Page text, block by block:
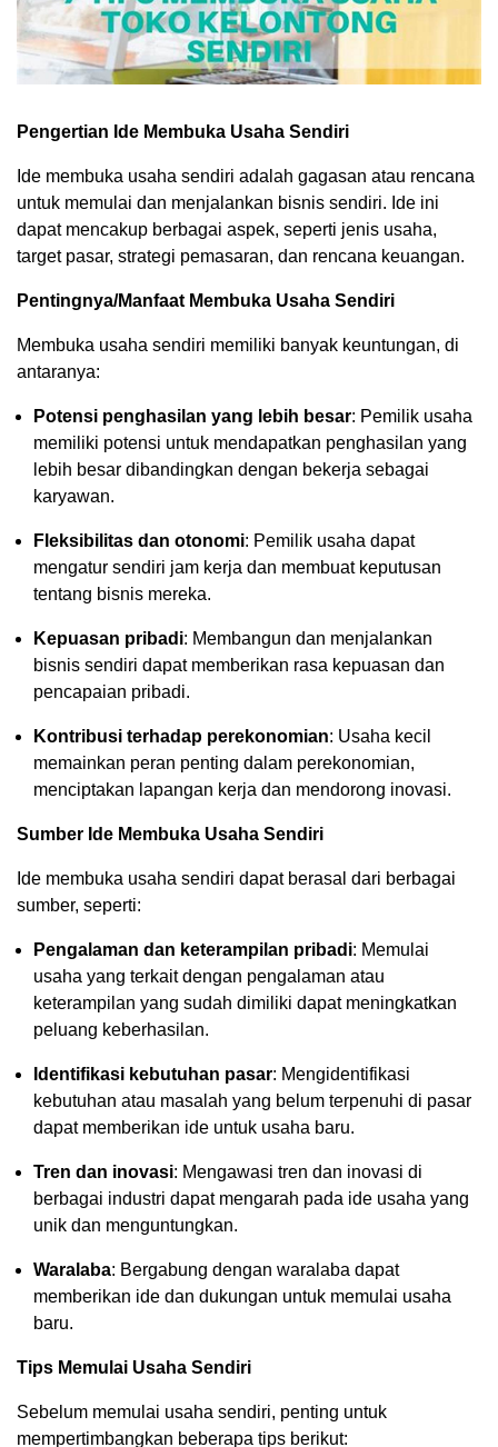
Pengertian Ide Membuka Usaha Sendiri
Ide membuka usaha sendiri adalah gagasan atau rencana
untuk memulai dan menjalankan bisnis sendiri. Ide ini
dapat mencakup berbagai aspek, seperti jenis usaha,
target pasar, strategi pemasaran, dan rencana keuangan.
Pentingnya/Manfaat Membuka Usaha Sendiri
Membuka usaha sendiri memiliki banyak keuntungan, di
antaranya:
Potensi penghasilan yang lebih besar: Pemilik usaha
memiliki potensi untuk mendapatkan penghasilan yang
lebih besar dibandingkan dengan bekerja sebagai
karyawan.
Fleksibilitas dan otonomi: Pemilik usaha dapat
mengatur sendiri jam kerja dan membuat keputusan
tentang bisnis mereka.
Kepuasan pribadi: Membangun dan menjalankan
bisnis sendiri dapat memberikan rasa kepuasan dan
pencapaian pribadi.
Kontribusi terhadap perekonomian: Usaha kecil
memainkan peran penting dalam perekonomian,
menciptakan lapangan kerja dan mendorong inovasi.
Sumber Ide Membuka Usaha Sendiri
Ide membuka usaha sendiri dapat berasal dari berbagai
sumber, seperti:
Pengalaman dan keterampilan pribadi: Memulai
usaha yang terkait dengan pengalaman atau
keterampilan yang sudah dimiliki dapat meningkatkan
peluang keberhasilan.
Identifikasi kebutuhan pasar: Mengidentifikasi
kebutuhan atau masalah yang belum terpenuhi di pasar
dapat memberikan ide untuk usaha baru.
Tren dan inovasi: Mengawasi tren dan inovasi di
berbagai industri dapat mengarah pada ide usaha yang
unik dan menguntungkan.
Waralaba: Bergabung dengan waralaba dapat
memberikan ide dan dukungan untuk memulai usaha
baru.
Tips Memulai Usaha Sendiri
Sebelum memulai usaha sendiri, penting untuk
mempertimbangkan beberapa tips berikut: